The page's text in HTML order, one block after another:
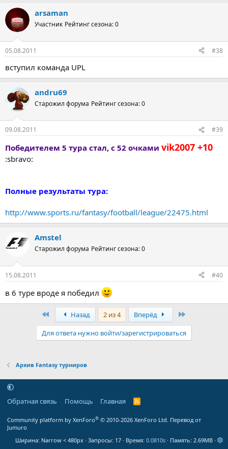
arsaman
Участник Рейтинг сезона: 0
05.08.2011 #38
вступил команда UPL
andru69
Старожил форума Рейтинг сезона: 0
09.08.2011 #39
Победителем 5 тура стал, с 52 очками vik2007 +10
:sbravo:
Полные результаты тура:
http://www.sports.ru/fantasy/football/league/22475.html
Amstel
Старожил форума Рейтинг сезона: 0
15.08.2011 #40
в 6 туре вроде я победил
ПервыйНазад 2 из 4 Вперёд
Для ответа нужно войти/зарегистрироваться
Архив Fantasy турниров
Обратная связь Помощь Главная
R
Community platform by XenForo® © 2010-2026 XenForo Ltd. Перевод от
Jumuro
Ширина
Запросы 17 Время 0.0810s Память 2.69MB